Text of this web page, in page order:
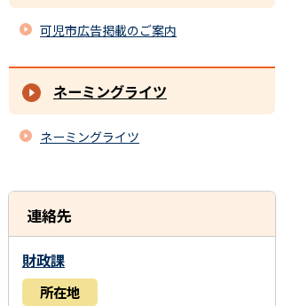
可児市広告掲載のご案内
ネーミングライツ
ネーミングライツ
連絡先
財政課
所在地